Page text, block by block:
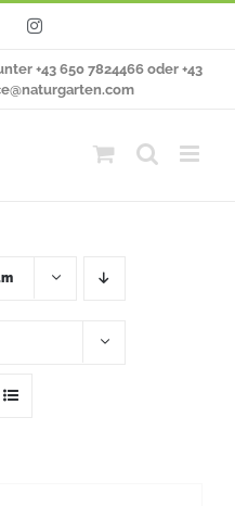
Instagram
+43 650 7824466 oder +43